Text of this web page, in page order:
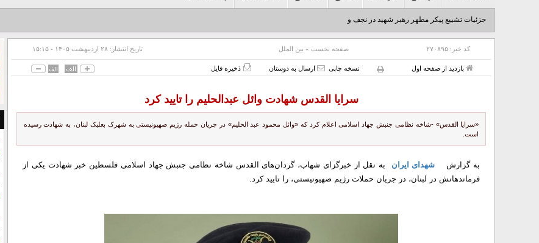
جزئیات تشییع پیکر مطهر رهبر شهید در نجف و کربلا
کد خبر: ۲۷۰۸۹۵ صفحه نخست » بین الملل تاریخ انتشار: ۲۸ ارديبهشت ۱۴۰۵ - ۱۵:۱۵
بازدید از صفحه اول نسخه چاپی ارسال به دوستان ذخیره فایل
سرایا القدس شهادت وائل عبدالحلیم را تایید کرد
«سرایا القدس» -شاخه نظامی جنبش جهاد اسلامی اعلام کرد که «وائل محمود عبد الحلیم» در جریان حمله رژیم صهیونیستی به شهرک بعلبک لبنان، به شهادت رسیده
است.
به گزارش شهدای ایران به نقل از خبرگزای شهاب، گردان‌های القدس شاخه نظامی جنبش جهاد اسلامی فلسطین خبر شهادت یکی از
فرماندهانش در لبنان، در جریان حملات رژیم صهیونیستی، را تایید کرد.